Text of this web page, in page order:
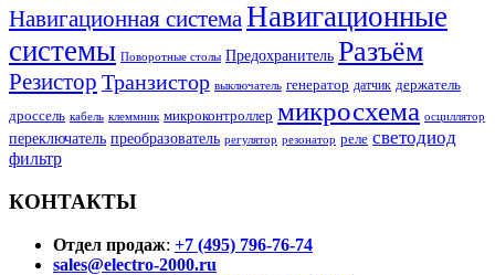
Навигационная системаНавигационные
системы Поворотные столы Предохранитель Разъём
Резистор Транзистор выключатель генератор датчик держатель
дроссель кабель клеммник микроконтроллер микросхема осциллятор
переключатель преобразователь регулятор резонатор реле светодиод
фильтр
КОНТАКТЫ
Отдел продаж: +7 (495) 796-76-74
sales@electro-2000.ru